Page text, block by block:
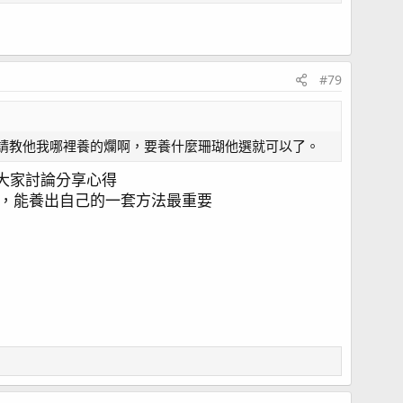
#79
他我哪裡養的爛啊，要養什麼珊瑚他選就可以了。
家討論分享心得
能養出自己的一套方法最重要